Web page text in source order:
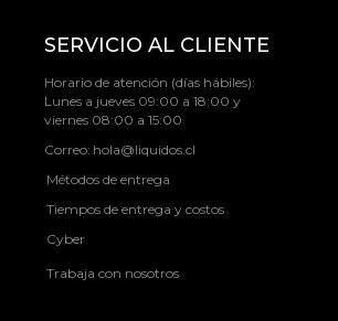
SERVICIO AL CLIENTE
Horario de atención (días hábiles):
Lunes a jueves 09:00 a 18:00 y
viernes 08:00 a 15:00
Correo: hola@liquidos.cl
Métodos de entrega
Tiempos de entrega y costos
Cyber
Trabaja con nosotros